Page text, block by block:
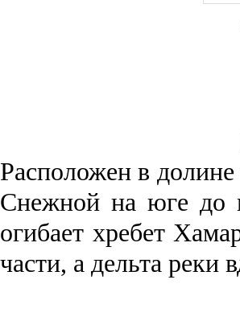
Рас­положен в
Снежной на юге до
огибает хребет
части, а дельта реки